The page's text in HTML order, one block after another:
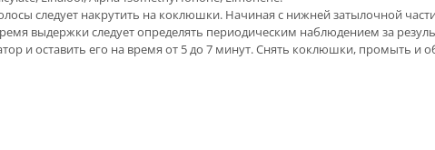
следует накрутить на коклюшки. Начиная с нижней затылочной части
выдержки следует определять периодическим наблюдением за
и оставить его на время от 5 до 7 минут. Снять коклюшки, промыть и